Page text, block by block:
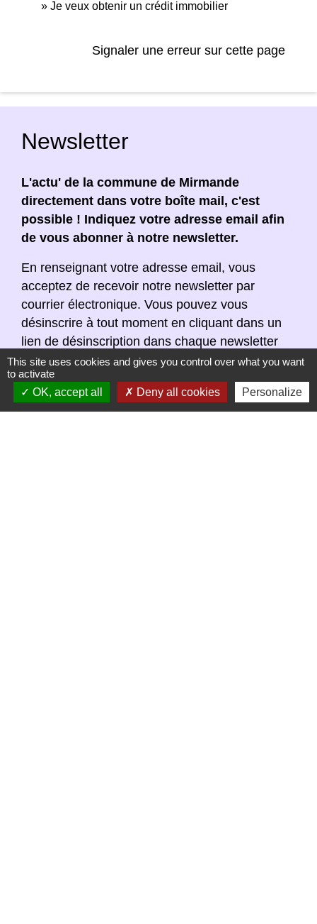
Je veux obtenir un crédit immobilier
Signaler une erreur sur cette page
Newsletter
L'actu' de la commune de Mirmande
directement dans votre boîte mail, c'est
possible ! Indiquez votre adresse email afin
de vous abonner à notre newsletter.
En renseignant votre adresse email, vous
acceptez de recevoir notre newsletter par
courrier électronique. Vous pouvez vous
désinscrire à tout moment en cliquant dans un
lien de désinscription dans chaque newsletter
réceptionnée.
This site uses cookies and gives you control over what you want
to activate
OK, accept all
Deny all cookies Personalize